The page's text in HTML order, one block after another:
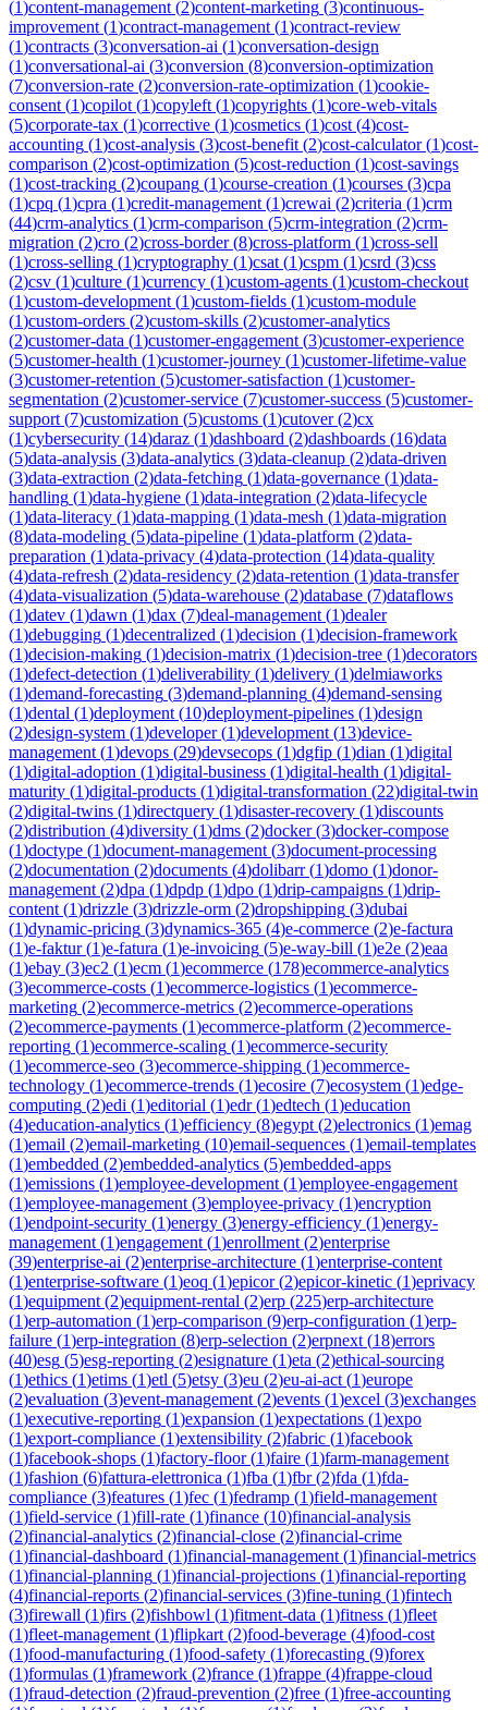
(1)content-management (2)content-marketing (3)continuous-
improvement (1)contract-management (1)contract-review
(1)contracts (3)conversation-ai (1)conversation-design
(1)conversational-ai (3)conversion (8)conversion-optimization
(7)conversion-rate (2)conversion-rate-optimization (1)cookie-
consent (1)copilot (1)copyleft (1)copyrights (1)core-web-vitals
(5)corporate-tax (1)corrective (1)cosmetics (1)cost (4)cost-
accounting (1)cost-analysis (3)cost-benefit (2)cost-calculator(1)cost-
comparison (2)cost-optimization (5)cost-reduction (1)cost-savings
(1)cost-tracking (2)coupang (1)course-creation (1)courses (3)cpa
(1)cpq (1)cpra (1)credit-management (1)crewai (2)criteria (1)crm
(44)crm-analytics (1)crm-comparison (5)crm-integration (2)crm-
migration (2)cro (2)cross-border(8)cross-platform (1)cross-sell
(1)cross-selling (1)cryptography (1)csat (1)cspm (1)csrd (3)css
(2)csv (1)culture (1)currency (1)custom-agents (1)custom-checkout
(1)custom-development (1)custom-fields (1)custom-module
(1)custom-orders (2)custom-skills (2)customer-analytics
(2)customer-data (1)customer-engagement (3)customer-experience
(5)customer-health (1)customer-journey (1)customer-lifetime-value
(3)customer-retention (5)customer-satisfaction (1)customer-
segmentation (2)customer-service (7)customer-success (5)customer-
support (7)customization (5)customs (1)cutover(2)cx
(1)cybersecurity (14)daraz (1)dashboard (2)dashboards (16)data
(5)data-analysis (3)data-analytics (3)data-cleanup (2)data-driven
(3)data-extraction (2)data-fetching (1)data-governance (1)data-
handling (1)data-hygiene (1)data-integration (2)data-lifecycle
(1)data-literacy (1)data-mapping (1)data-mesh (1)data-migration
(8)data-modeling (5)data-pipeline (1)data-platform (2)data-
preparation (1)data-privacy (4)data-protection (14)data-quality
(4)data-refresh (2)data-residency (2)data-retention (1)data-transfer
(4)data-visualization (5)data-warehouse (2)database (7)dataflows
(1)datev (1)dawn (1)dax (7)deal-management (1)dealer
(1)debugging (1)decentralized (1)decision (1)decision-framework
(1)decision-making (1)decision-matrix (1)decision-tree (1)decorators
(1)defect-detection (1)deliverability (1)delivery (1)delmiaworks
(1)demand-forecasting (3)demand-planning (4)demand-sensing
(1)dental (1)deployment (10)deployment-pipelines (1)design
(2)design-system (1)developer(1)development (13)device-
management (1)devops (29)devsecops (1)dgfip (1)dian (1)digital
(1)digital-adoption (1)digital-business (1)digital-health (1)digital-
maturity (1)digital-products (1)digital-transformation (22)digital-twin
(2)digital-twins (1)directquery (1)disaster-recovery (1)discounts
(2)distribution (4)diversity (1)dms (2)docker(3)docker-compose
(1)doctype (1)document-management (3)document-processing
(2)documentation (2)documents (4)dolibarr(1)domo (1)donor-
management (2)dpa (1)dpdp (1)dpo (1)drip-campaigns (1)drip-
content (1)drizzle (3)drizzle-orm (2)dropshipping (3)dubai
(1)dynamic-pricing (3)dynamics-365 (4)e-commerce (2)e-factura
(1)e-faktur(1)e-fatura (1)e-invoicing (5)e-way-bill (1)e2e (2)eaa
(1)ebay (3)ec2 (1)ecm (1)ecommerce (178)ecommerce-analytics
(3)ecommerce-costs (1)ecommerce-logistics (1)ecommerce-
marketing (2)ecommerce-metrics (2)ecommerce-operations
(2)ecommerce-payments (1)ecommerce-platform (2)ecommerce-
reporting (1)ecommerce-scaling (1)ecommerce-security
(1)ecommerce-seo (3)ecommerce-shipping (1)ecommerce-
technology (1)ecommerce-trends (1)ecosire (7)ecosystem (1)edge-
computing (2)edi (1)editorial (1)edr(1)edtech (1)education
(4)education-analytics (1)efficiency (8)egypt (2)electronics (1)emag
(1)email (2)email-marketing (10)email-sequences (1)email-templates
(1)embedded (2)embedded-analytics (5)embedded-apps
(1)emissions (1)employee-development (1)employee-engagement
(1)employee-management (3)employee-privacy (1)encryption
(1)endpoint-security (1)energy (3)energy-efficiency (1)energy-
management (1)engagement (1)enrollment (2)enterprise
(39)enterprise-ai (2)enterprise-architecture (1)enterprise-content
(1)enterprise-software (1)eoq (1)epicor(2)epicor-kinetic (1)eprivacy
(1)equipment (2)equipment-rental (2)erp (225)erp-architecture
(1)erp-automation (1)erp-comparison (9)erp-configuration (1)erp-
failure (1)erp-integration (8)erp-selection (2)erpnext (18)errors
(40)esg (5)esg-reporting (2)esignature (1)eta (2)ethical-sourcing
(1)ethics (1)etims (1)etl (5)etsy (3)eu (2)eu-ai-act (1)europe
(2)evaluation (3)event-management (2)events (1)excel (3)exchanges
(1)executive-reporting (1)expansion (1)expectations (1)expo
(1)export-compliance (1)extensibility (2)fabric (1)facebook
(1)facebook-shops (1)factory-floor(1)faire (1)farm-management
(1)fashion (6)fattura-elettronica (1)fba (1)fbr(2)fda (1)fda-
compliance (3)features (1)fec (1)fedramp (1)field-management
(1)field-service (1)fill-rate (1)finance (10)financial-analysis
(2)financial-analytics (2)financial-close (2)financial-crime
(1)financial-dashboard (1)financial-management (1)financial-metrics
(1)financial-planning (1)financial-projections (1)financial-reporting
(4)financial-reports (2)financial-services (3)fine-tuning (1)fintech
(3)firewall (1)firs (2)fishbowl (1)fitment-data (1)fitness (1)fleet
(1)fleet-management (1)flipkart (2)food-beverage (4)food-cost
(1)food-manufacturing (1)food-safety (1)forecasting (9)forex
(1)formulas (1)framework (2)france (1)frappe (4)frappe-cloud
(1)fraud-detection (2)fraud-prevention (2)free (1)free-accounting